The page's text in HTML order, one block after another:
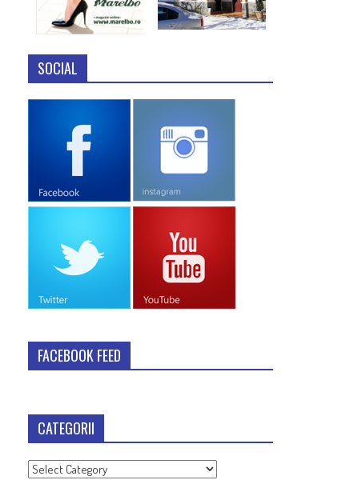
SOCIAL
FACEBOOK FEED
CATEGORII
Categorii